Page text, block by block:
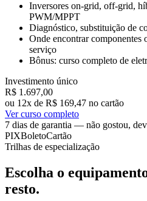
Inversores on-grid, off-grid,
PWM/MPPT
Diagnóstico, substituição de
Onde encontrar
serviço
Bônus: curso completo de
Investimento único
R$ 1.697,00
ou 12x de R$ 169,47 no cartão
Ver curso completo
7 dias de garantia — não gostou,
PIXBoletoCartão
Trilhas de especialização
Escolha o
resto.